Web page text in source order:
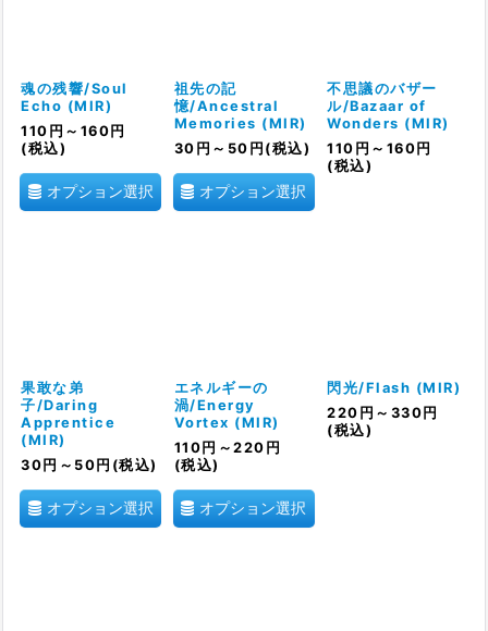
魂の残響/Soul
Echo (MIR)
110 円 ～160 円
(税込)
オプション選択
祖先の記
憶/Ancestral
Memories (MIR)
30 円 ～50 円 (税込)
オプション選択
不思議のバザー
ル/Bazaar of
Wonders (MIR)
110 円 ～160 円
(税込)
果敢な弟
子/Daring
Apprentice
(MIR)
30 円 ～50 円 (税込)
オプション選択
エネルギーの
渦/Energy
Vortex (MIR)
110 円 ～220 円
(税込)
オプション選択
閃光/Flash (MIR)
220 円 ～330 円
(税込)